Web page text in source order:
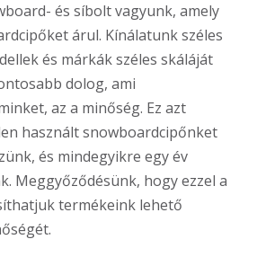
és síbolt vagyunk, amely
árul. Kínálatunk széles
és márkák széles skáláját
dolog, ami
az a minőség. Ez azt
használt snowboardcipőnket
és mindegyikre egy év
Meggyőződésünk, hogy ezzel a
termékeink lehető